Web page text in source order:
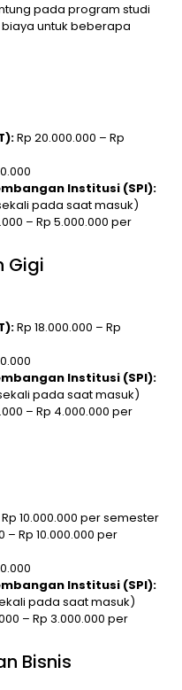
pada program studi
untuk beberapa
Rp 20.000.000 – Rp
Institusi (SPI):
pada saat masuk)
– Rp 5.000.000 per
Gigi
Rp 18.000.000 – Rp
Institusi (SPI):
pada saat masuk)
– Rp 4.000.000 per
10.000.000 per semester
– Rp 10.000.000 per
Institusi (SPI):
pada saat masuk)
– Rp 3.000.000 per
Bisnis